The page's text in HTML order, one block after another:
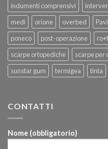
indumenti comprensivi
medi
orione overbed
poneco
post-operazione
scarpe ortopediche
scarpe per
sunstar gum
termigea tinta
CONTATTI
Nome (obbligatorio)